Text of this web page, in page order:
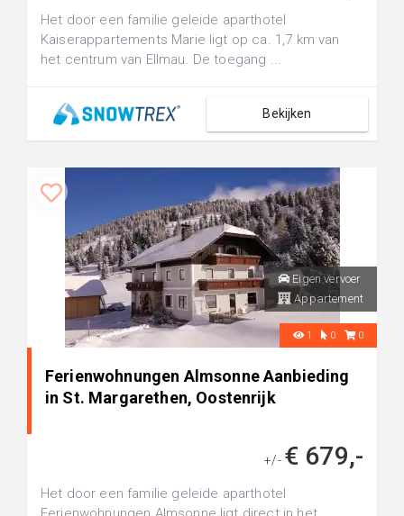
Het door een familie geleide aparthotel
Kaiserappartements Marie ligt op ca. 1,7 km van
het centrum van Ellmau. De toegang ...
Bekijken
Eigen vervoer
Appartement
1 0 0
Ferienwohnungen Almsonne Aanbieding
in St. Margarethen, Oostenrijk
+/- € 679,-
Het door een familie geleide aparthotel